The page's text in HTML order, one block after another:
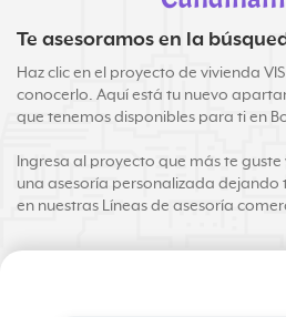
Te asesoramos en la
Haz clic en el proyecto de vivienda
conocerlo. Aquí está tu nuevo
que tenemos disponibles para ti en
Ingresa al proyecto que más te
una asesoría personalizada
en nuestras Líneas de asesoría